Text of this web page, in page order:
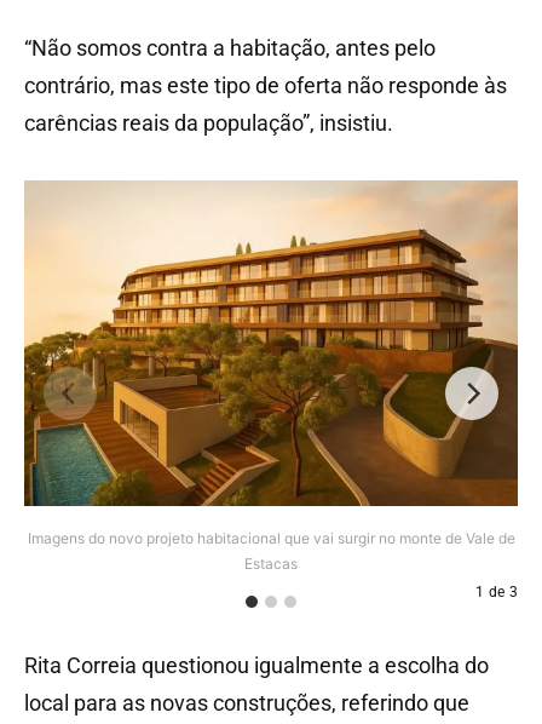
“Não somos contra a habitação, antes pelo
contrário, mas este tipo de oferta não responde às
carências reais da população”, insistiu.
Imagens do novo projeto habitacional que vai surgir no monte de Vale de
Estacas
1 de 3
Rita Correia questionou igualmente a escolha do
local para as novas construções, referindo que